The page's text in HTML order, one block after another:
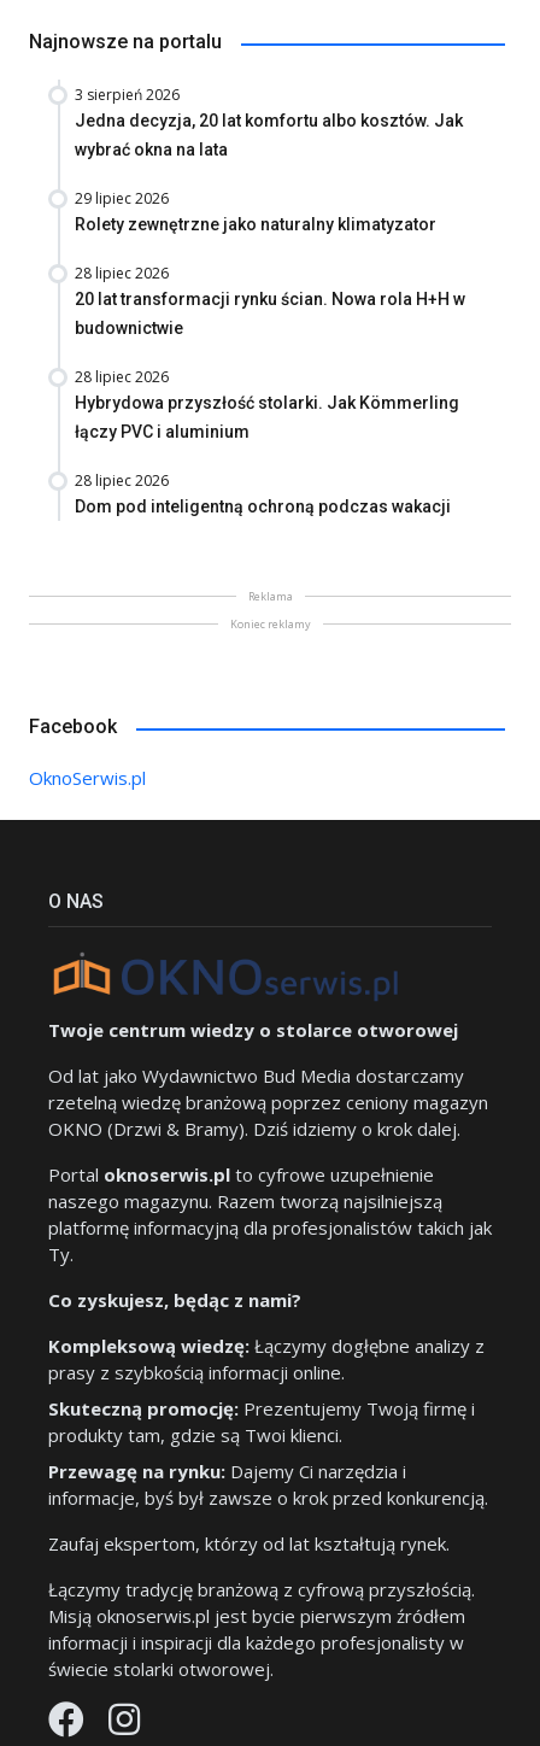
Najnowsze na portalu
3 sierpień 2026
Jedna decyzja, 20 lat komfortu albo kosztów. Jak
wybrać okna na lata
29 lipiec 2026
Rolety zewnętrzne jako naturalny klimatyzator
28 lipiec 2026
20 lat transformacji rynku ścian. Nowa rola H+H w
budownictwie
28 lipiec 2026
Hybrydowa przyszłość stolarki. Jak Kömmerling
łączy PVC i aluminium
28 lipiec 2026
Dom pod inteligentną ochroną podczas wakacji
Reklama
Koniec reklamy
Facebook
OknoSerwis.pl
O NAS
Twoje centrum wiedzy o stolarce otworowej
Od lat jako Wydawnictwo Bud Media dostarczamy
rzetelną wiedzę branżową poprzez ceniony magazyn
OKNO (Drzwi & Bramy). Dziś idziemy o krok dalej.
Portal oknoserwis.pl to cyfrowe uzupełnienie
naszego magazynu. Razem tworzą najsilniejszą
platformę informacyjną dla profesjonalistów takich jak
Ty.
Co zyskujesz, będąc z nami?
Kompleksową wiedzę: Łączymy dogłębne analizy z
prasy z szybkością informacji online.
Skuteczną promocję: Prezentujemy Twoją firmę i
produkty tam, gdzie są Twoi klienci.
Przewagę na rynku: Dajemy Ci narzędzia i
informacje, byś był zawsze o krok przed konkurencją.
Zaufaj ekspertom, którzy od lat kształtują rynek.
Łączymy tradycję branżową z cyfrową przyszłością.
Misją oknoserwis.pl jest bycie pierwszym źródłem
informacji i inspiracji dla każdego profesjonalisty w
świecie stolarki otworowej.